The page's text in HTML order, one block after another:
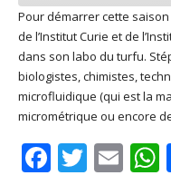
Apple Podcasts
Google Play
Podcast Addict
Spotify
RSS FEED
SHARE
LINK
EMBED
Pour démarrer cette
de l’Institut Curie et de
dans son labo du turfu.
biologistes, chimistes,
microfluidique (qui est la
micrométrique ou encore